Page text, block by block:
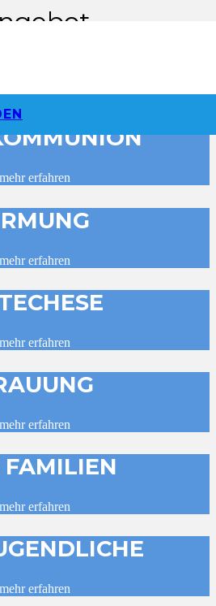
mehr erfahren
mehr erfahren
mehr erfahren
mehr erfahren
mehr erfahren
FAMILIEN
mehr erfahren
mehr erfahren